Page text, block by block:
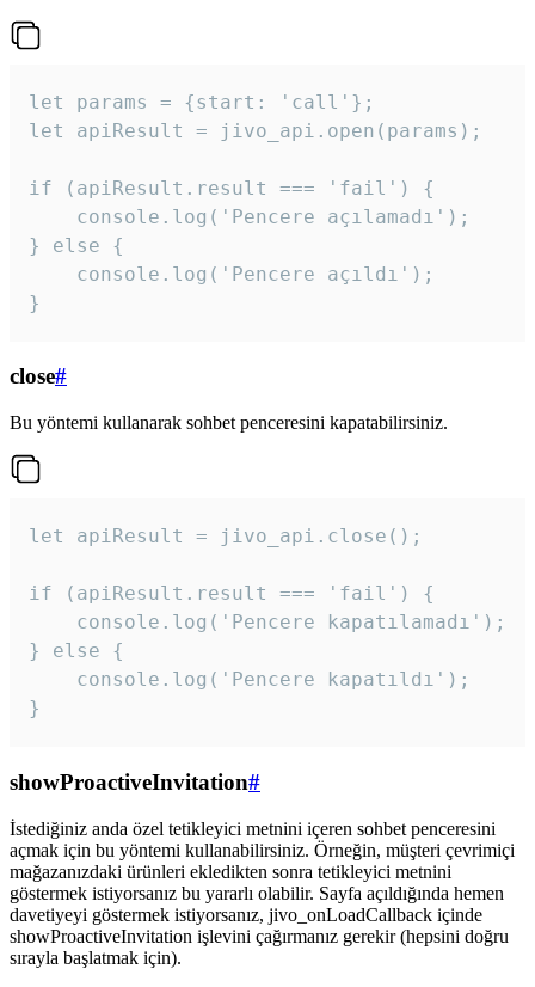
let params = {start: 'call'};
let apiResult = jivo_api.open(params);
if (apiResult.result === 'fail') {
    console.log('Pencere açılamadı');
} else {
    console.log('Pencere açıldı');
}
close#
Bu yöntemi kullanarak sohbet penceresini kapatabilirsiniz.
let apiResult = jivo_api.close();
if (apiResult.result === 'fail') {
    console.log('Pencere kapatılamadı');
} else {
    console.log('Pencere kapatıldı');
}
showProactiveInvitation#
İstediğiniz anda özel tetikleyici metnini içeren sohbet penceresini
açmak için bu yöntemi kullanabilirsiniz. Örneğin, müşteri çevrimiçi
mağazanızdaki ürünleri ekledikten sonra tetikleyici metnini
göstermek istiyorsanız bu yararlı olabilir. Sayfa açıldığında hemen
davetiyeyi göstermek istiyorsanız, jivo_onLoadCallback içinde
showProactiveInvitation işlevini çağırmanız gerekir (hepsini doğru
sırayla başlatmak için).